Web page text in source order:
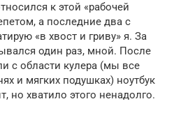
к этой «рабочей
а последние два с
«в хвост и гриву» я. За
один раз, мной. После
с области кулера (мы все
и мягких подушках) ноутбук
но хватило этого ненадолго.